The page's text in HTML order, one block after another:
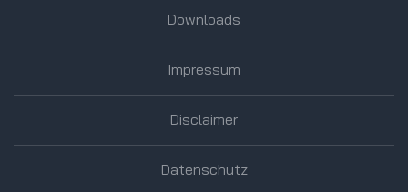
Downloads
Impressum
Disclaimer
Datenschutz